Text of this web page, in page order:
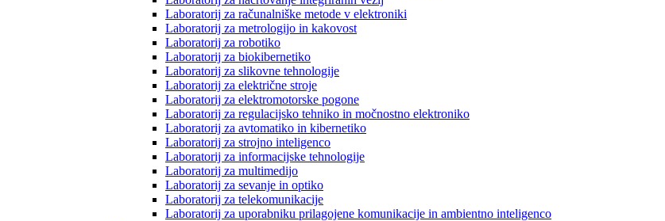
Laboratorij za računalniške metode v elektroniki
Laboratorij za metrologijo in kakovost
Laboratorij za robotiko
Laboratorij za biokibernetiko
Laboratorij za slikovne tehnologije
Laboratorij za električne stroje
Laboratorij za elektromotorske pogone
Laboratorij za regulacijsko tehniko in močnostno elektroniko
Laboratorij za avtomatiko in kibernetiko
Laboratorij za strojno inteligenco
Laboratorij za informacijske tehnologije
Laboratorij za multimedijo
Laboratorij za sevanje in optiko
Laboratorij za telekomunikacije
Laboratorij za uporabniku prilagojene komunikacije in ambientno inteligenco